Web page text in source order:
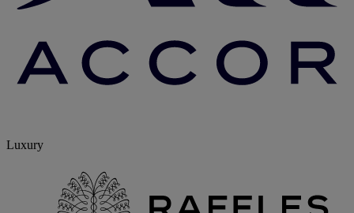
Luxury